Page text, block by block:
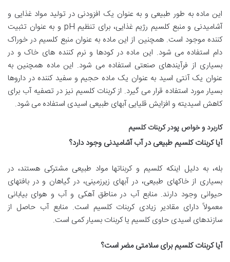
این ماده به طور طبیعی و به عنوان یک افزودنی در تولید مواد غذایی و
آشامیدنی و منبع کلسیم رژیم غذایی، برای تنظیم pH و به عنوان تثبیت
کننده موجود است. همچنین از این ماده به عنوان منبع کلسیم در خوراک
دام استفاده می شود. این ماده در کودها و نرم کننده های خاک و در
بسیاری از فرآیندهای صنعتی استفاده می شود. این ماده همچنین به
عنوان یک آنتی اسید به عنوان یک ماده حجیم و سفید کننده در داروها
بسیار مورد استفاده قرار می گیرد. از کربنات کلسیم نیز در تصفیه آب برای
کاهش اسیدیته و افزایش قلیایی آبهای طبیعی اسیدی استفاده می شود.
کاربرد و خواص پودر کربنات کلسیم
آیا کربنات کلسیم طبیعی در آب آشامیدنی وجود دارد؟
بله، به دلیل اینکه کلسیم و کربناتها مواد طبیعی مشترکی هستند، در
بسیاری از خاکهای طبیعی، در آبهای زیرزمینی، در گیاهان و در بافتهای
حیوانی وجود دارند. منابع آب در مناطق آهکی و آب و هوای بیابانی
معمولاً دارای مقادیر زیادی کربنات کلسیم است. منابع آب حاصل از
سازندهای اسیدی حاوی کلسیم یا کربنات بسیار کمی است.
آیا کربنات کلسیم برای سلامتی مضر است؟